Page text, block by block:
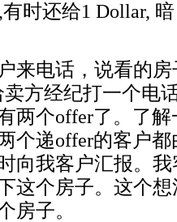
时还给1 Dollar,
来电话，说看的
方经纪打一个电
两个offer了。了
个递offer的客户
向我客户汇报。
这个房子。这个
房子。